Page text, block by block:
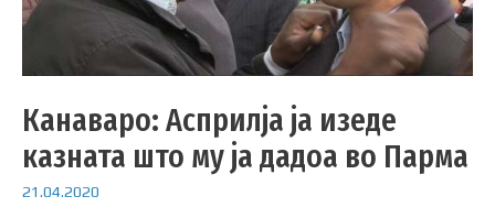
Канаваро: Асприлја ја изеде
казната што му ја дадоа во Парма
21.04.2020